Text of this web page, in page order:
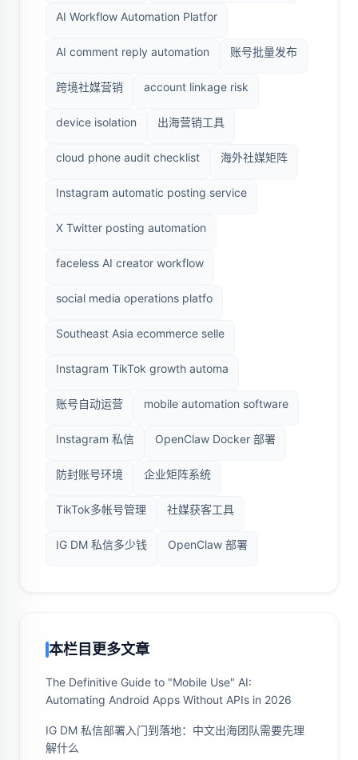
AI Workflow Automation Platfor
AI comment reply automation 账号批量发布
跨境社媒营销 account linkage risk
device isolation 出海营销工具
cloud phone audit checklist 海外社媒矩阵
Instagram automatic posting service
X Twitter posting automation
faceless AI creator workflow
social media operations platfo
Southeast Asia ecommerce selle
Instagram TikTok growth automa
账号自动运营 mobile automation software
Instagram 私信 OpenClaw Docker 部署
防封账号环境 企业矩阵系统
TikTok多帐号管理 社媒获客工具
IG DM 私信多少钱 OpenClaw 部署
本栏目更多文章
The Definitive Guide to "Mobile Use" AI:
Automating Android Apps Without APIs in 2026
IG DM 私信部署入门到落地：中文出海团队需要先理
解什么